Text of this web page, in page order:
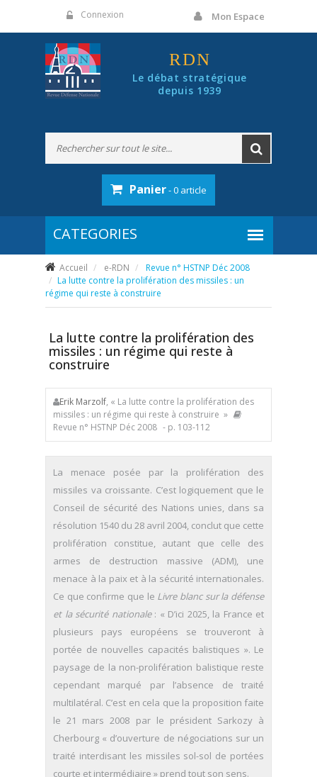
Connexion Mon Espace
RDN
Le débat stratégique
depuis 1939
Panier- 0 article
Accueil e-RDN
Revue n° HSTNP Déc 2008
La lutte contre la prolifération des missiles : un
régime qui reste à construire
La lutte contre la prolifération des
missiles : un régime qui reste à
construire
Erik Marzolf, « La lutte contre la prolifération des
missiles : un régime qui reste à construire »
Revue n° HSTNP Déc 2008 - p. 103-112
La menace posée par la prolifération des
missiles va croissante. C’est logiquement que le
Conseil de sécurité des Nations unies, dans sa
résolution 1540 du 28 avril 2004, conclut que cette
prolifération constitue, autant que celle des
armes de destruction massive (ADM), une
menace à la paix et à la sécurité internationales.
Ce que confirme que le Livre blanc sur la défense
et la sécurité nationale: « D’ici 2025, la France et
plusieurs pays européens se trouveront à
portée de nouvelles capacités balistiques ». Le
paysage de la non-prolifération balistique reste
cependant marqué par l’absence de traité
multilatéral. C’est en cela que la proposition faite
le 21 mars 2008 par le président Sarkozy à
Cherbourg « d’ouverture de négociations sur un
traité interdisant les missiles sol-sol de portées
courte et intermédiaire » prend tout son sens.